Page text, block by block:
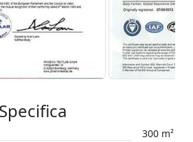
300 m²